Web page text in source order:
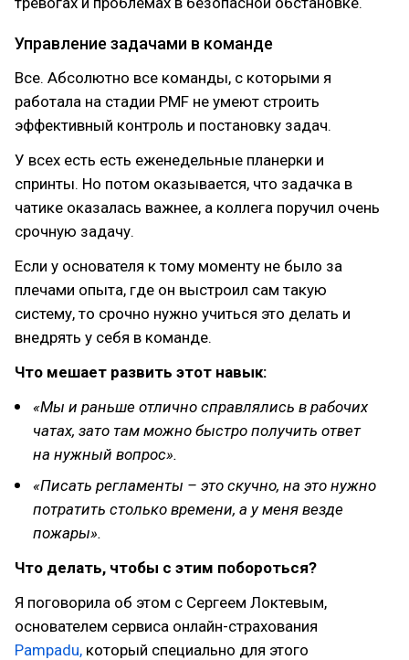
Управление задачами в команде
Все. Абсолютно все команды, с которыми я
работала на стадии PMF не умеют строить
эффективный контроль и постановку задач.
У всех есть есть еженедельные планерки и
спринты. Но потом оказывается, что задачка в
чатике оказалась важнее, а коллега поручил очень
срочную задачу.
Если у основателя к тому моменту не было за
плечами опыта, где он выстроил сам такую
систему, то срочно нужно учиться это делать и
внедрять у себя в команде.
Что мешает развить этот навык:
«Мы и раньше отлично справлялись в рабочих
чатах, зато там можно быстро получить ответ
на нужный вопрос».
«Писать регламенты – это скучно, на это нужно
потратить столько времени, а у меня везде
пожары».
Что делать, чтобы с этим побороться?
Я поговорила об этом с Сергеем Локтевым,
основателем сервиса онлайн-страхования
Pampadu, который специально для этого